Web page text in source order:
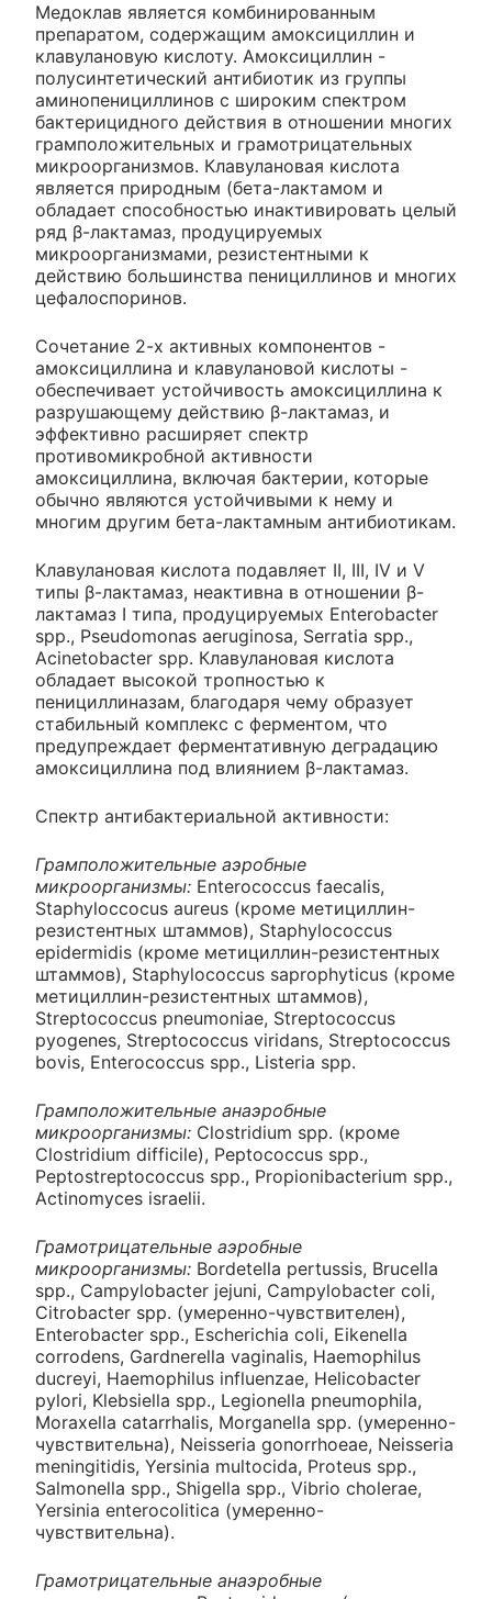
Медоклав является комбинированным
препаратом, содержащим амоксициллин и
клавулановую кислоту. Амоксициллин -
полусинтетический антибиотик из группы
аминопенициллинов с широким спектром
бактерицидного действия в отношении многих
грамположительных и грамотрицательных
микроорганизмов. Клавулановая кислота
является природным (бета-лактамом и
обладает способностью инактивировать целый
ряд β-лактамаз, продуцируемых
микроорганизмами, резистентными к
действию большинства пенициллинов и многих
цефалоспоринов.
Сочетание 2-х активных компонентов -
амоксициллина и клавулановой кислоты -
обеспечивает устойчивость амоксициллина к
разрушающему действию β-лактамаз, и
эффективно расширяет спектр
противомикробной активности
амоксициллина, включая бактерии, которые
обычно являются устойчивыми к нему и
многим другим бета-лактамным антибиотикам.
Клавулановая кислота подавляет II, III, IV и V
типы β-лактамаз, неактивна в отношении β-
лактамаз I типа, продуцируемых Enterobacter
spp., Pseudomonas aeruginosa, Serratia spp.,
Acinetobacter spp. Клавулановая кислота
обладает высокой тропностью к
пенициллиназам, благодаря чему образует
стабильный комплекс с ферментом, что
предупреждает ферментативную деградацию
амоксициллина под влиянием β-лактамаз.
Спектр антибактериальной активности:
Грамположительные аэробные
микроорганизмы: Enterococcus faecalis,
Staphyloccocus aureus (кроме метициллин-
резистентных штаммов), Staphylococcus
epidermidis (кроме метициллин-резистентных
штаммов), Staphylococcus saprophyticus (кроме
метициллин-резистентных штаммов),
Streptococcus pneumoniae, Streptococcus
pyogenes, Streptococcus viridans, Streptococcus
bovis, Enterococcus spp., Listeria spp.
Грамположительные анаэробные
микроорганизмы: Clostridium spp. (кроме
Clostridium difficile), Peptococcus spp.,
Peptostreptococcus spp., Propionibacterium spp.,
Actinomyces israelii.
Грамотрицательные аэробные
микроорганизмы: Bordetella pertussis, Brucella
spp., Campylobacter jejuni, Campylobacter coli,
Citrobacter spp. (умеренно-чувствителен),
Enterobacter spp., Escherichia coli, Eikenella
corrodens, Gardnerella vaginalis, Haemophilus
ducreyi, Haemophilus influenzae, Helicobacter
pylori, Klebsiella spp., Legionella pneumophila,
Moraxella catarrhalis, Morganella spp. (умеренно-
чувствительна), Neisseria gonorrhoeae, Neisseria
meningitidis, Yersinia multocida, Proteus spp.,
Salmonella spp., Shigella spp., Vibrio cholerae,
Yersinia enterocolitica (умеренно-
чувствительна).
Грамотрицательные анаэробные